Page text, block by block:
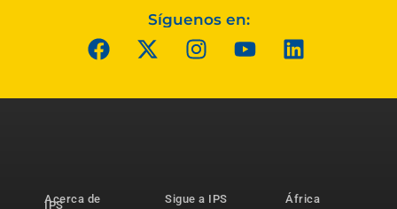
Síguenos en:
Acerca de
IPS Sigue a IPS África